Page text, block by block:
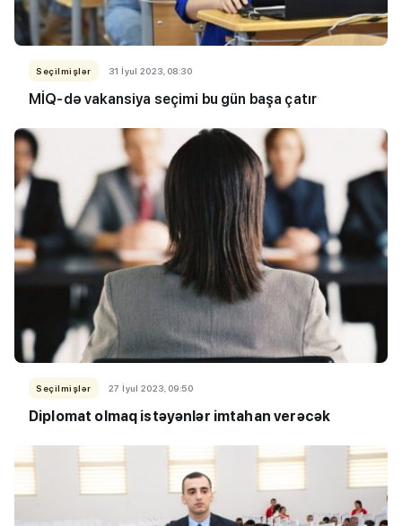
Seçilmişlər 31 İyul 2023, 08:30
MİQ-də vakansiya seçimi bu gün başa çatır
Seçilmişlər 27 İyul 2023, 09:50
Diplomat olmaq istəyənlər imtahan verəcək